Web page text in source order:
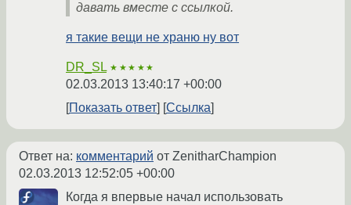
давать вместе с ссылкой.
я такие вещи не храню ну вот
DR_SL ★★★★★
02.03.2013 13:40:17 +00:00
Показать ответ
Ссылка
Ответ на: комментарий от ZenitharChampion
02.03.2013 12:52:05 +00:00
Когда я впервые начал использовать